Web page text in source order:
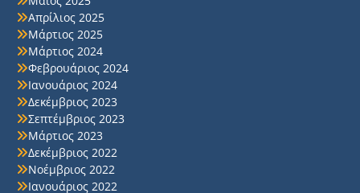
Απρίλιος 2025
Μάρτιος 2025
Μάρτιος 2024
Φεβρουάριος 2024
Ιανουάριος 2024
Δεκέμβριος 2023
Σεπτέμβριος 2023
Μάρτιος 2023
Δεκέμβριος 2022
Νοέμβριος 2022
Ιανουάριος 2022